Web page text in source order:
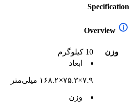
Specification
Overview
وزن 10 کیلوگرم
ابعاد
۷.۹×۷۵.۳×۱۶۸.۲ میلی‌متر
وزن